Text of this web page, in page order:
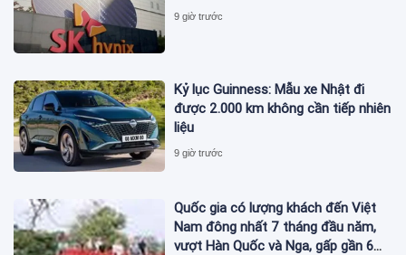
9 giờ trước
Kỷ lục Guinness: Mẫu xe Nhật đi
được 2.000 km không cần tiếp nhiên
liệu
9 giờ trước
Quốc gia có lượng khách đến Việt
Nam đông nhất 7 tháng đầu năm,
vượt Hàn Quốc và Nga, gấp gần 6